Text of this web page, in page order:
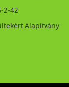
2-42
Alapítvány